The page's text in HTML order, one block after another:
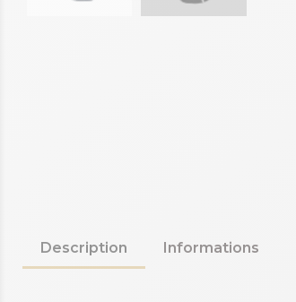
Description Informations